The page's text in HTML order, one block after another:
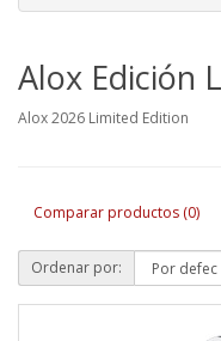
Alox Edición
Alox 2026 Limited Edition
Comparar productos (0)
Ordenar por: